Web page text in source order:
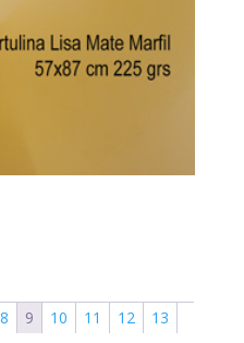
8 9 10 11 12
13